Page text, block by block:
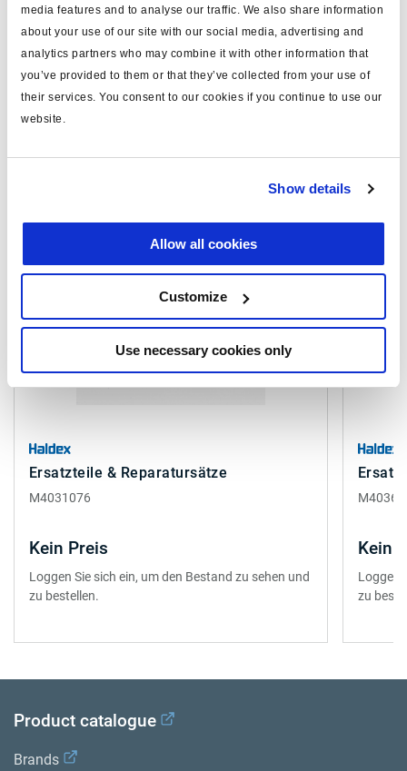
media features and to analyse our traffic. We also share information
about your use of our site with our social media, advertising and
analytics partners who may combine it with other information that
you’ve provided to them or that they’ve collected from your use of
their services. You consent to our cookies if you continue to use our
website.
Show details
Allow all cookies
Customize
Use necessary cookies only
Gewicht (kg) 8.2
Dokumente
Sehen Sie sich alle verwandten Publikationen in unserem
Ersatzteile & Reparatursätze
M4031076
Kein Preis
Loggen Sie sich ein, um den Bestand zu sehen und
zu bestellen.
Kein
Loggen
zu
Product catalogue
Brands